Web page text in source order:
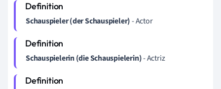
Schauspieler (der Schauspieler)- Actor
Schauspielerin (die Schauspielerin)- Actriz